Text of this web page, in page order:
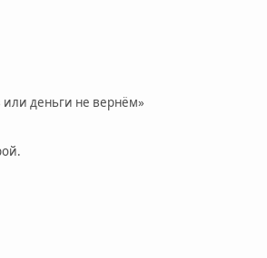
или деньги не вернём»